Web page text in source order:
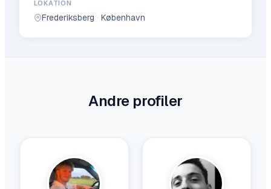
LOKATION
Frederiksberg · København
Andre profiler